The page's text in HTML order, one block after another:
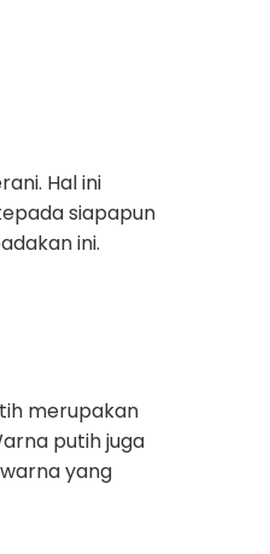
Hal ini
siapapun
ini.
merupakan
putih juga
yang